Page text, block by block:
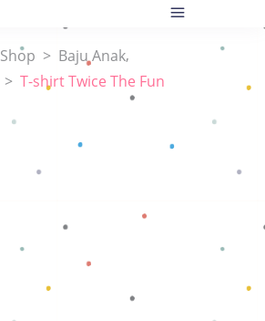
Shop > Baju Anak,
> T-shirt Twice The Fun